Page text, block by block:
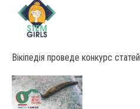
Вікіпедія проведе конкурс статей